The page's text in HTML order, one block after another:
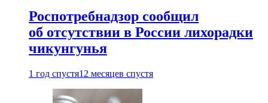
Роспотребнадзор сообщил
об отсутствии в России лихорадки
чикунгунья
1 год спустя12 месяцев спустя